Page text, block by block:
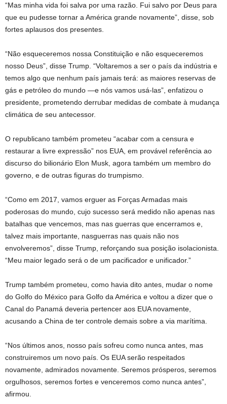
“Mas minha vida foi salva por uma razão. Fui salvo por Deus para
que eu pudesse tornar a América grande novamente”, disse, sob
fortes aplausos dos presentes.
“Não esqueceremos nossa Constituição e não esqueceremos
nosso Deus”, disse Trump. “Voltaremos a ser o país da indústria e
temos algo que nenhum país jamais terá: as maiores reservas de
gás e petróleo do mundo —e nós vamos usá-las”, enfatizou o
presidente, prometendo derrubar medidas de combate à mudança
climática de seu antecessor.
O republicano também prometeu “acabar com a censura e
restaurar a livre expressão” nos EUA, em provável referência ao
discurso do bilionário Elon Musk, agora também um membro do
governo, e de outras figuras do trumpismo.
“Como em 2017, vamos erguer as Forças Armadas mais
poderosas do mundo, cujo sucesso será medido não apenas nas
batalhas que vencemos, mas nas guerras que encerramos e,
talvez mais importante, nasguerras nas quais não nos
envolveremos”, disse Trump, reforçando sua posição isolacionista.
“Meu maior legado será o de um pacificador e unificador.”
Trump também prometeu, como havia dito antes, mudar o nome
do Golfo do México para Golfo da América e voltou a dizer que o
Canal do Panamá deveria pertencer aos EUA novamente,
acusando a China de ter controle demais sobre a via marítima.
“Nos últimos anos, nosso país sofreu como nunca antes, mas
construiremos um novo país. Os EUA serão respeitados
novamente, admirados novamente. Seremos prósperos, seremos
orgulhosos, seremos fortes e venceremos como nunca antes”,
afirmou.